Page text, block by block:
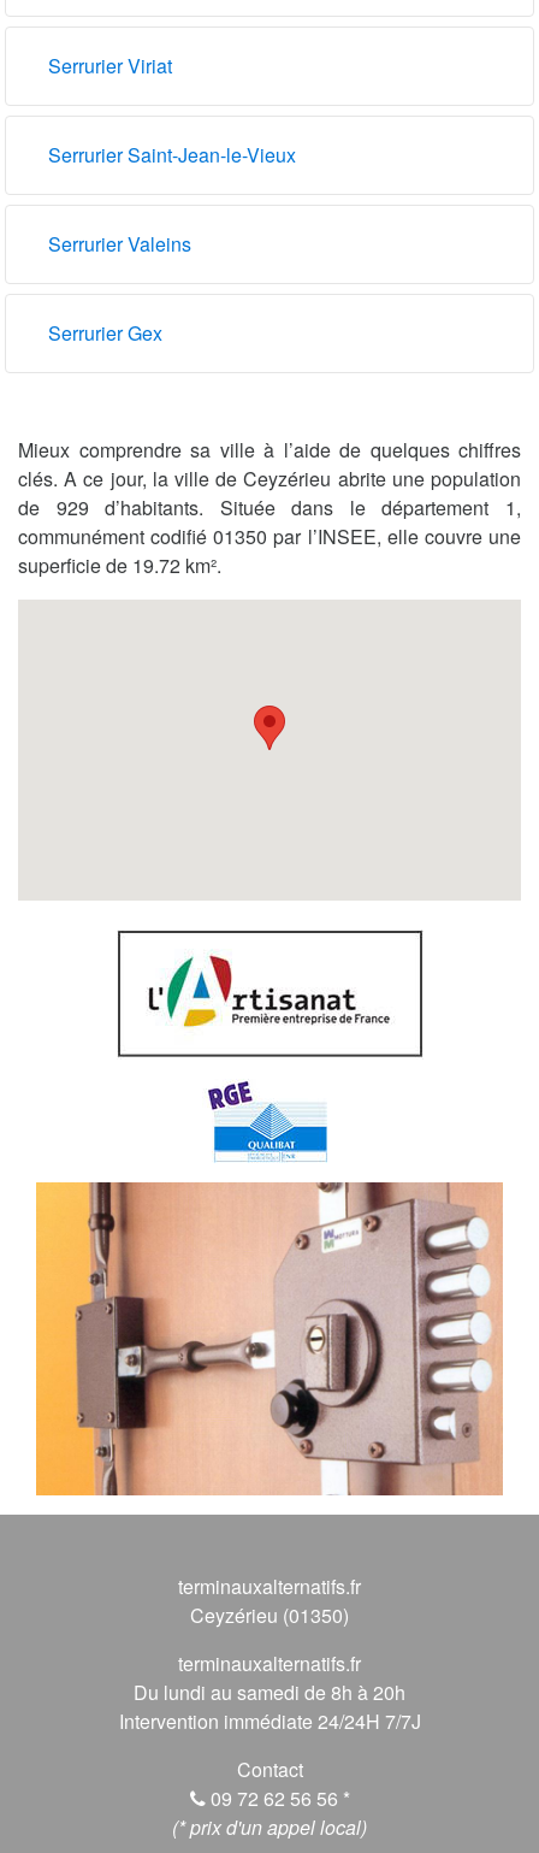
Serrurier Viriat
Serrurier Saint-Jean-le-Vieux
Serrurier Valeins
Serrurier Gex
Mieux comprendre sa ville à l’aide de quelques chiffres
clés. A ce jour, la ville de Ceyzérieu abrite une population
de 929 d’habitants. Située dans le département 1,
communément codifié 01350 par l’INSEE, elle couvre une
superficie de 19.72 km².
terminauxalternatifs.fr
Ceyzérieu (01350)
terminauxalternatifs.fr
Du lundi au samedi de 8h à 20h
Intervention immédiate 24/24H 7/7J
Contact
09 72 62 56 56 *
(* prix d'un appel local)